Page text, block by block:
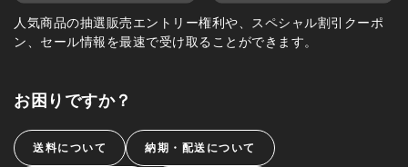
人気商品の抽選販売エントリー権利や、スペシャル割引クーポ
ン、セール情報を最速で受け取ることができます。
お困りですか？
送料について 納期・配送について